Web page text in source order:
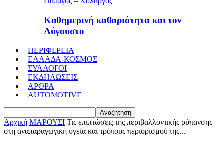
Καθημερινή καθαριότητα και τον
Αύγουστο
ΠΕΡΙΦΕΡΕΙΑ
ΕΛΛΑΔΑ-ΚΟΣΜΟΣ
ΣΥΛΛΟΓΟΙ
ΕΚΔΗΛΩΣΕΙΣ
ΑΡΘΡΑ
AUTOMOTIVE
Αρχική ΜΑΡΟΥΣΙ Τις επιπτώσεις της περιβαλλοντικής ρύπανσης
στη αναπαραγωγική υγεία και τρόπους περιορισμού της...